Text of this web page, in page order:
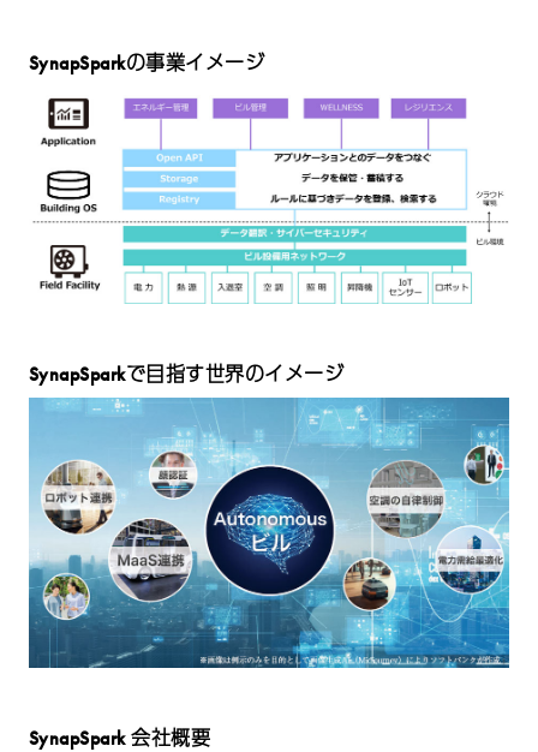
SynapSparkの事業イメージ
SynapSparkで目指す世界のイメージ
SynapSpark 会社概要